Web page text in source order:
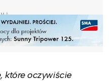
które oczywiście